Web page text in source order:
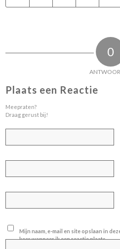
0
Plaats een Reactie
Meepraten?
Draag gerust bij!
Mijn naam, e-mail en site opslaan in
keer wanneer ik een reactie plaats.